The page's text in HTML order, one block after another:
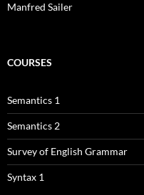
Manfred Sailer
COURSES
Semantics 1
Semantics 2
Survey of English Grammar
Syntax 1